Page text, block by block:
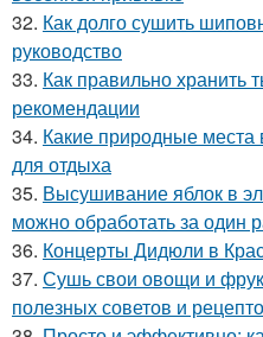
32. Как долго сушить
руководство
33. Как правильно хранить
рекомендации
34. Какие природные места
для отдыха
35. Высушивание яблок в
можно обработать за один
36. Концерты Дидюли в
37. Сушь свои овощи и
полезных советов и